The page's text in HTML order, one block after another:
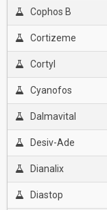
Cophos B
Cortizeme
Cortyl
Cyanofos
Dalmavital
Desiv-Ade
Dianalix
Diastop